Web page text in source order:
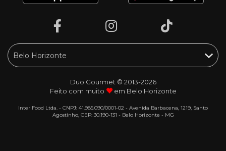
Duo Gourmet © 2013-2026
Feito com muito
em Belo Horizonte
Inter Food Ltda. - CNPJ: 41.985.090/0001-02 - Avenida Barbacena, 1219, Santo
Agostinho, CEP: 30.190-131 - Belo Horizonte - MG